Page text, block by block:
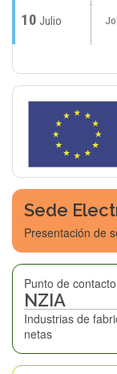
10 Julio
Sede
Presentación de
Punto de
NZIA
Industrias de
netas